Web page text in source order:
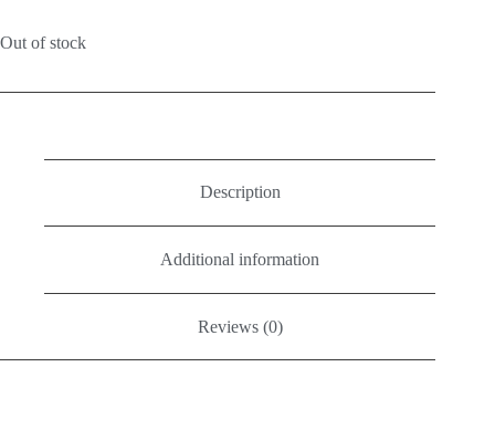
Out of stock
Description
Additional information
Reviews (0)